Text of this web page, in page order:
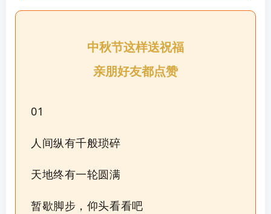
中秋节这样送祝福
亲朋好友都点赞
01
人间纵有千般琐碎
天地终有一轮圆满
暂歇脚步，仰头看看吧